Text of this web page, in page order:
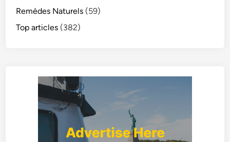
Remèdes Naturels (59)
Top articles (382)